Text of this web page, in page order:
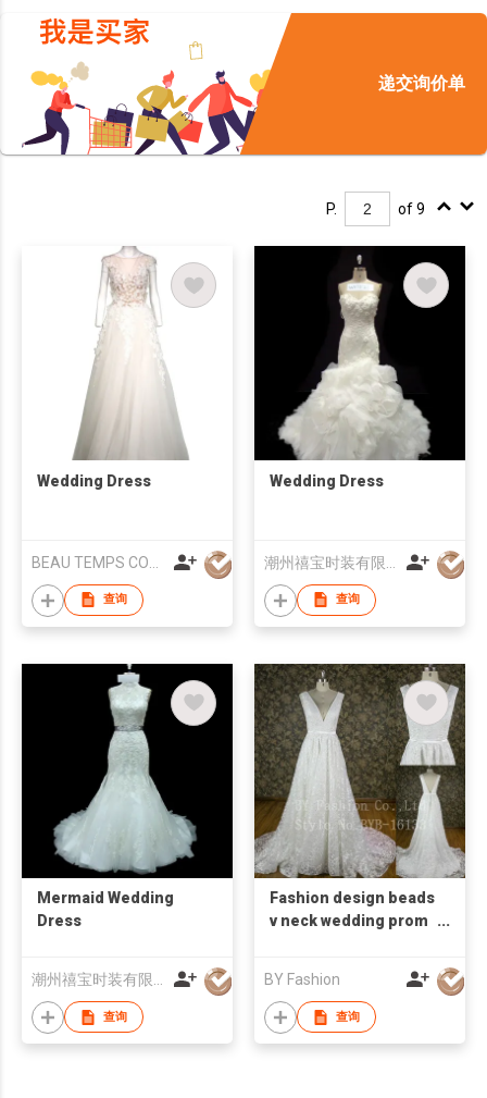
递交询价单
P. of 9
Wedding Dress
查询
Wedding Dress
查询
Mermaid Wedding
Dress
查询
Fashion design beads
v neck wedding prom
BY Fashion
查询